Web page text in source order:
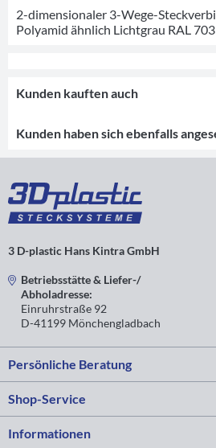
2-dimensionaler 3-Wege-
Polyamid ähnlich Lichtgrau RAL
Kunden kauften auch
Kunden haben sich ebenfalls
3 D-plastic Hans Kintra GmbH
Betriebsstätte & Liefer-/
Abholadresse:
Einruhrstraße 92
D-41199 Mönchengladbach
Persönliche Beratung
Shop-Service
Informationen